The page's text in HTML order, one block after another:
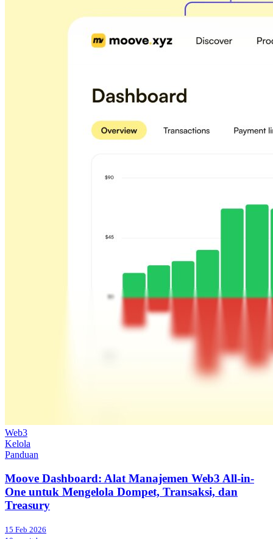
Web3
Kelola
Panduan
Moove Dashboard: Alat Manajemen Web3 All-in-
One untuk Mengelola Dompet, Transaksi, dan
Treasury
15 Feb 2026